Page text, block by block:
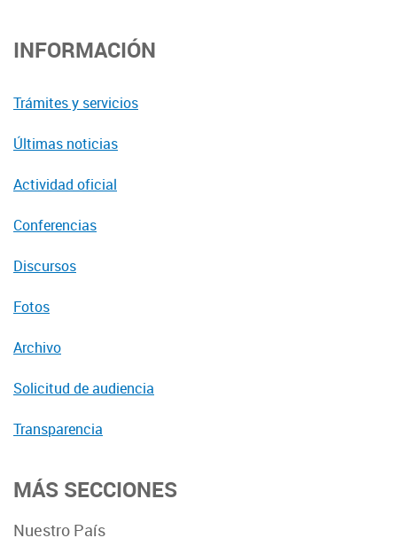
INFORMACIÓN
Trámites y servicios
Últimas noticias
Actividad oficial
Conferencias
Discursos
Fotos
Archivo
Solicitud de audiencia
Transparencia
MÁS SECCIONES
Nuestro País